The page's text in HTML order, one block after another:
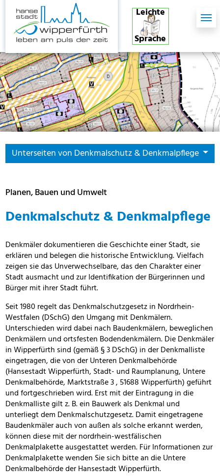
Skip to main content
Skip to page footer
Leichte
Sprache
Unterseiten von Denkmalschutz & Denkmalpflege
Planen, Bauen und Umwelt
Denkmalschutz & Denkmalpflege
Denkmäler dokumentieren die Geschichte einer Stadt, sie
erklären und belegen die historische Entwicklung. Vielfach
zeigen sie das Unverwechselbare, das den Charakter einer
Stadt ausmacht und zur Identifikation der Bürgerinnen und
Bürger mit ihrer Stadt führt.
Seit 1980 regelt das Denkmalschutzgesetz in Nordrhein-
Westfalen (DSchG) den Umgang mit Denkmälern.
Unterschieden wird dabei nach Baudenkmälern, beweglichen
Denkmälern und ortsfesten Bodendenkmälern. Die Denkmäler
in Wipperfürth sind (gemäß § 3 DSchG) in der Denkmalliste
eingetragen, die von der Unteren Denkmalbehörde
(Hansestadt Wipperfürth, Stadt- und Raumplanung, Untere
Denkmalbehörde, Marktstraße 3 , 51688 Wipperfürth) geführt
und fortgeschrieben wird. Erst mit der Eintragung in die
Denkmalliste gilt z. B. ein Bauwerk als Denkmal und
unterliegt dem Denkmalschutzgesetz. Damit eingetragene
Baudenkmäler auch von außen als solche erkannt werden,
können diese mit der nordrhein-westfälischen
Denkmalplakette ausgestattet werden. Für Informationen zur
Denkmalplakette wenden Sie sich bitte an die Untere
Denkmalbehörde der Hansestadt Wipperfürth.